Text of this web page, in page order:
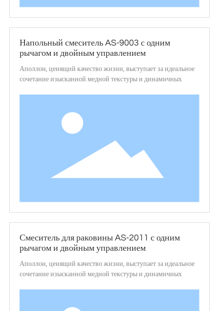
Напольный смеситель AS-9003 с одним
рычагом и двойным управлением
Аполлон, ценящий качество жизни, выступает за идеальное
сочетание изысканной медной текстуры и динамичных
обладающий неотразимым очарованием.
Смеситель для раковины AS-2011 с одним
рычагом и двойным управлением
Аполлон, ценящий качество жизни, выступает за идеальное
сочетание изысканной медной текстуры и динамичных